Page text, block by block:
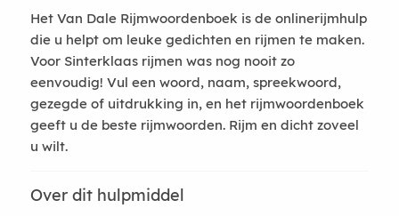
Het Van Dale Rijmwoordenboek is de onlinerijmhulp
die u helpt om leuke gedichten en rijmen te maken.
Voor Sinterklaas rijmen was nog nooit zo
eenvoudig! Vul een woord, naam, spreekwoord,
gezegde of uitdrukking in, en het rijmwoordenboek
geeft u de beste rijmwoorden. Rijm en dicht zoveel
u wilt.
Over dit hulpmiddel